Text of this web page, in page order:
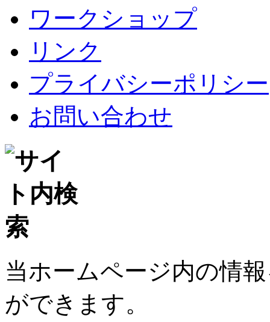
ワークショップ
リンク
プライバシーポリシー
お問い合わせ
当ホームページ内の情
ができます。